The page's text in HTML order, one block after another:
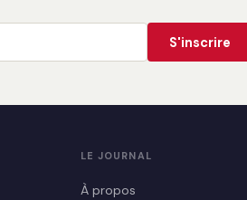
S'inscrire
LE JOURNAL
À propos